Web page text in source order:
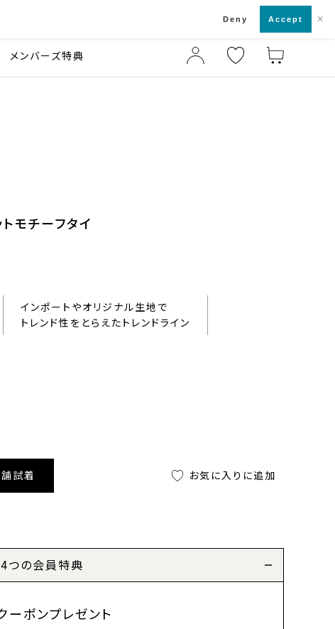
メンバーズ特典
モチーフタイ
インポートやオリジナル生地で
トレンド性をとらえたトレンドライン
試着 お気に入りに追加
4つの会員特典
ーポンプレゼント
Deny Accept ×